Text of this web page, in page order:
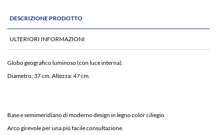
DESCRIZIONE PRODOTTO
ULTERIORI INFORMAZIONI
Globo geografico luminoso (con luce interna).
Diametro: 37 cm. Altezza: 47 cm.
Base e semimeridiano di moderno design in legno color ciliegio.
Arco girevole per una più facile consultazione.